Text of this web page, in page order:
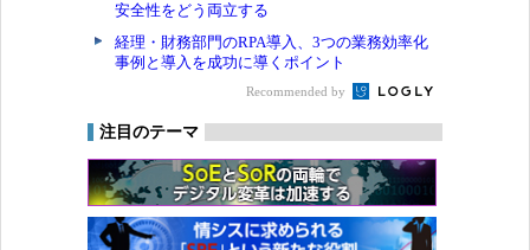
安全性をどう両立する
経理・財務部門のRPA導入、3つの業務効率化
事例と導入を成功に導くポイント
Recommended by
注目のテーマ